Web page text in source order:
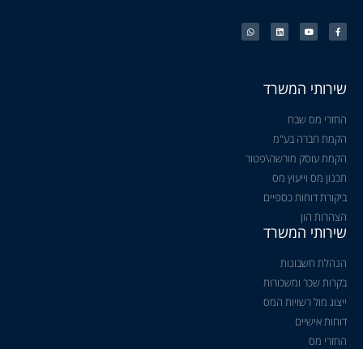
שירותי המשרד
החזרי מס שבח
הקמת חברה בע"מ
הקמת עוסק מורשה\פטור
תכנון מס וייעוץ מס
ביקורת דוחות כספיים
הצהרות הון
שירותי המשרד
הנהלת חשבונות
בקרות שכר ומשכורות
ייצוג מול רשויות המס
דוחות אישיים
החזרי מס